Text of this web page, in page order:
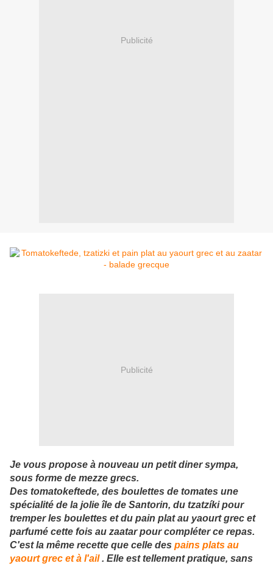
Publicité
Publicité
Je vous propose à nouveau un petit diner sympa,
sous forme de mezze grecs.
Des tomatokeftede, des boulettes de tomates une
spécialité de la jolie île de Santorin, du tzatzíki pour
tremper les boulettes et du pain plat au yaourt grec et
parfumé cette fois au zaatar pour compléter ce repas.
C'est la même recette que celle des pains plats au
yaourt grec et à l'ail. Elle est tellement pratique, sans